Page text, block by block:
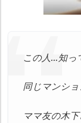
この人…知っ
同じマンシ
ママ友の木